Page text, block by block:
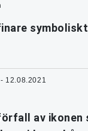
12.08.2021
av ikonen